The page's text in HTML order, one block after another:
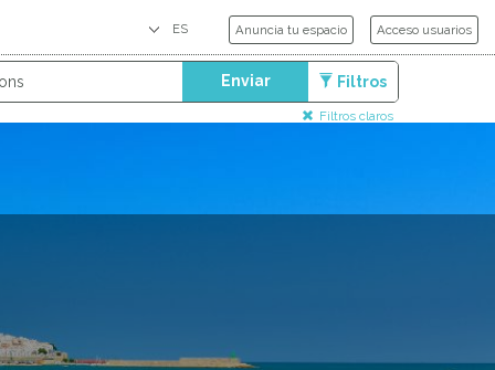
Anuncia tu espacio Acceso usuarios
Enviar Filtros
Filtros claros